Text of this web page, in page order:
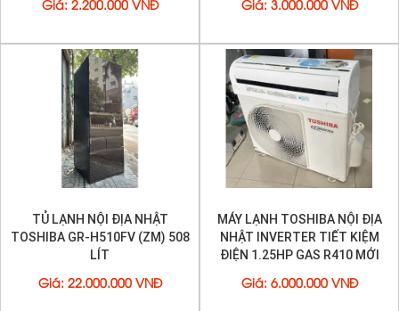
Giá: 2.200.000 VNĐ Giá: 3.000.000 VNĐ
TỦ LẠNH NỘI ĐỊA NHẬT
TOSHIBA GR-H510FV (ZM) 508
LÍT
Giá : 22.000.000 VNĐ
MÁY LẠNH TOSHIBA NỘI ĐỊA
NHẬT INVERTER TIẾT KIỆM
ĐIỆN 1.25HP GAS R410 MỚI
Giá : 6.000.000 VNĐ